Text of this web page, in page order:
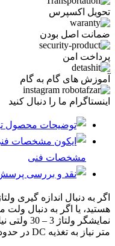
تحویل اکسپرس
ضمانت اصل بودن
پرداخت امن
آموزش های گام به گام
اینستاگرام ما را دنبال کنید
مشخصات فنی
هستید، یا اگر به دنبال
نمایشگر
متر نیاز به تغذیه DC در حدود 3 تا 5 ولت دارد .